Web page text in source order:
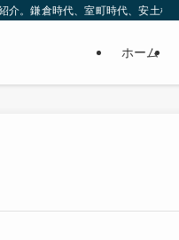
。鎌倉時代、室町時代、安土桃
ホーム